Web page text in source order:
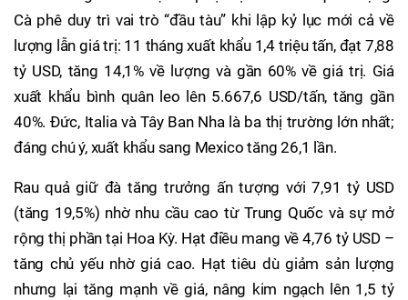
Cà phê duy trì vai trò “đầu tàu” khi lập kỷ lục mới cả về
lượng lẫn giá trị: 11 tháng xuất khẩu 1,4 triệu tấn, đạt 7,88
tỷ USD, tăng 14,1% về lượng và gần 60% về giá trị. Giá
xuất khẩu bình quân leo lên 5.667,6 USD/tấn, tăng gần
40%. Đức, Italia và Tây Ban Nha là ba thị trường lớn nhất;
đáng chú ý, xuất khẩu sang Mexico tăng 26,1 lần.
Rau quả giữ đà tăng trưởng ấn tượng với 7,91 tỷ USD
(tăng 19,5%) nhờ nhu cầu cao từ Trung Quốc và sự mở
rộng thị phần tại Hoa Kỳ. Hạt điều mang về 4,76 tỷ USD –
tăng chủ yếu nhờ giá cao. Hạt tiêu dù giảm sản lượng
nhưng lại tăng mạnh về giá, nâng kim ngạch lên 1,5 tỷ